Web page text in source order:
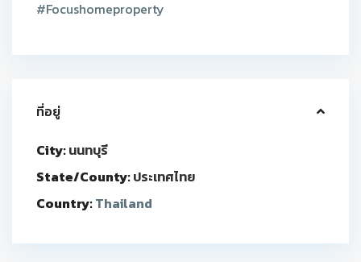
#Focushomeproperty
ที่อยู่
City:นนทบุรี
State/County:ประเทศไทย
Country:Thailand